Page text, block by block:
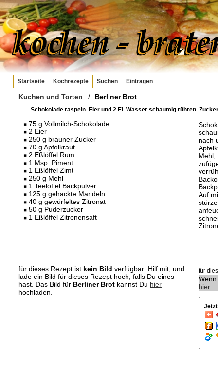
Startseite Kochrezepte Suchen Eintragen
Kuchen und Torten / Berliner Brot
Schokolade raspeln. Eier und 2 El. Wasser schaumig rühren.
75 g Vollmilch-Schokolade
2 Eier
250 g brauner Zucker
70 g Apfelkraut
2 Eßlöffel Rum
1 Msp. Piment
1 Eßlöffel Zimt
250 g Mehl
1 Teelöffel Backpulver
125 g gehackte Mandeln
40 g gewürfeltes Zitronat
50 g Puderzucker
1 Eßlöffel Zitronensaft
für dieses Rezept ist kein Bild verfügbar! Hilf mit, und
lade ein Bild für dieses Rezept hoch, falls Du eines
hast. Das Bild für Berliner Brot kannst Du hier
hochladen.
nach
Mehl,
Auf
für
hier.